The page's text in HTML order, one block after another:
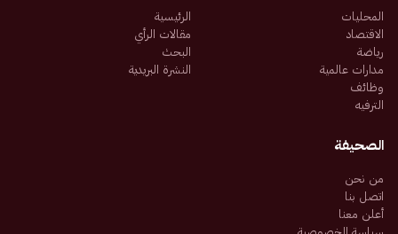
المحليات
الاقتصاد
رياضة
مدارات عالمية
وظائف
الترفيه
الرئيسية
مقالات الرأي
البحث
النشرة البريدية
الصحيفة
من نحن
اتصل بنا
أعلن معنا